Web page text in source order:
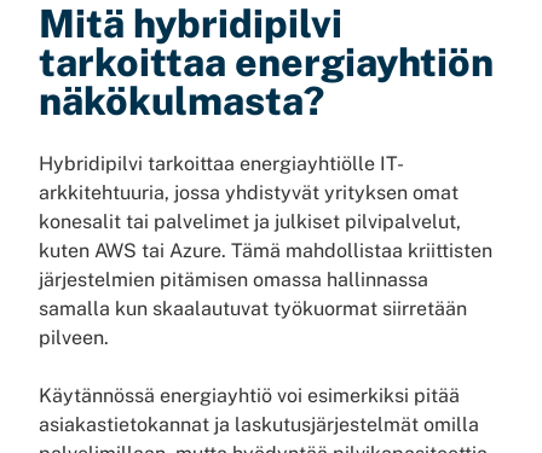
Mitä hybridipilvi
tarkoittaa energiayhtiön
näkökulmasta?
Hybridipilvi tarkoittaa energiayhtiölle IT-
arkkitehtuuria, jossa yhdistyvät yrityksen omat
konesalit tai palvelimet ja julkiset pilvipalvelut,
kuten AWS tai Azure. Tämä mahdollistaa kriittisten
järjestelmien pitämisen omassa hallinnassa
samalla kun skaalautuvat työkuormat siirretään
pilveen.
Käytännössä energiayhtiö voi esimerkiksi pitää
asiakastietokannat ja laskutusjärjestelmät omilla